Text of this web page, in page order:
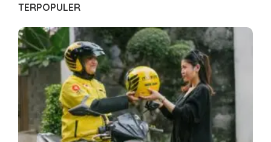
TERPOPULER